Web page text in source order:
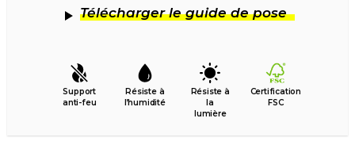
Télécharger le guide de pose
Support
anti-feu
Résiste à
l’humidité
Résiste à
la
lumière
Certification
FSC